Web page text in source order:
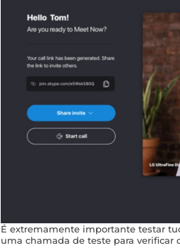
É extremamente importante testar
uma chamada de teste para verificar